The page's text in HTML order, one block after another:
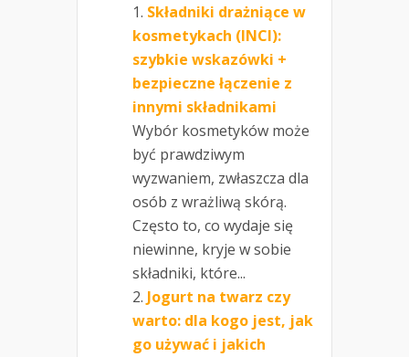
Składniki drażniące w
kosmetykach (INCI):
szybkie wskazówki +
bezpieczne łączenie z
innymi składnikami
Wybór kosmetyków może
być prawdziwym
wyzwaniem, zwłaszcza dla
osób z wrażliwą skórą.
Często to, co wydaje się
niewinne, kryje w sobie
składniki, które...
Jogurt na twarz czy
warto: dla kogo jest, jak
go używać i jakich